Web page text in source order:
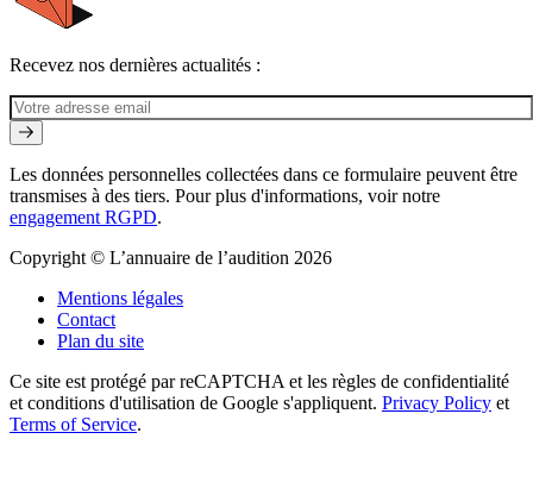
Recevez nos dernières actualités :
Les données personnelles collectées dans ce formulaire peuvent être
transmises à des tiers. Pour plus d'informations, voir notre
engagement RGPD.
Copyright © L’annuaire de l’audition 2026
Mentions légales
Contact
Plan du site
Ce site est protégé par reCAPTCHA et les règles de confidentialité
et conditions d'utilisation de Google s'appliquent. Privacy Policy et
Terms of Service.